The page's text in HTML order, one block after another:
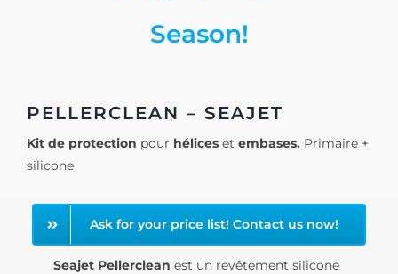
Season!
PELLERCLEAN – SEAJET
Kit de protection pour héliceset embases. Primaire +
silicone
Ask for your price list! Contact us now!
Seajet Pellerclean est un revêtement silicone